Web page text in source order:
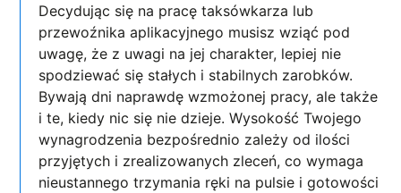
Decydując się na pracę taksówkarza lub
przewoźnika aplikacyjnego musisz wziąć pod
uwagę, że z uwagi na jej charakter, lepiej nie
spodziewać się stałych i stabilnych zarobków.
Bywają dni naprawdę wzmożonej pracy, ale także
i te, kiedy nic się nie dzieje. Wysokość Twojego
wynagrodzenia bezpośrednio zależy od ilości
przyjętych i zrealizowanych zleceń, co wymaga
nieustannego trzymania ręki na pulsie i gotowości